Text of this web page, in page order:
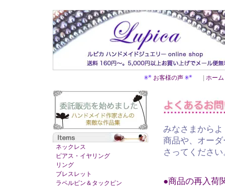
お客様の声 ホーム
ネックレス
ピアス・イヤリング
リング
ブレスレット
ラペルピン＆タックピン
みなさまから
商品や、オー
さってください
●商品の再入荷